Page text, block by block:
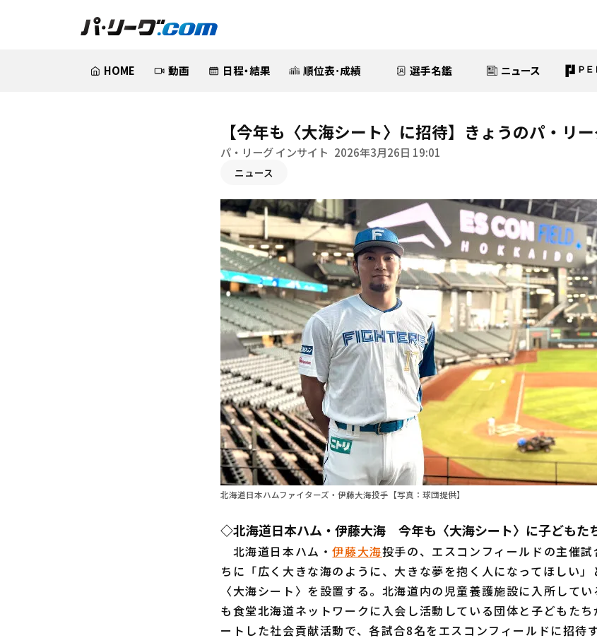
HOME 動画 日程・結果 順位表･成績 選手名鑑 ニュース
【今年も〈大海シート〉に招待】きょうのパ・リー
パ・リーグ インサイト 2026年3月26日 19:01
ニュース
北海道日本ハムファイターズ・伊藤大海投手【写真：球団提供】
◇北海道日本ハム・伊藤大海 今年も〈大海シート〉に子どもた
北海道日本ハム・伊藤大海投手の、エスコンフィールドの主催
ちに「広く大きな海のように、大きな夢を抱く人になってほしい」
〈大海シート〉を設置する。北海道内の児童養護施設に入所して
も食堂北海道ネットワークに入会し活動している団体と子どもた
ートした社会貢献活動で、各試合8名をエスコンフィールドに招待す